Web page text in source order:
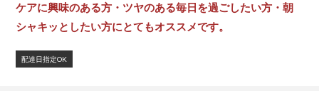
ケアに興味のある方・ツヤのある毎日を過ごしたい方・朝
シャキッとしたい方にとてもオススメです。
配達日指定OK